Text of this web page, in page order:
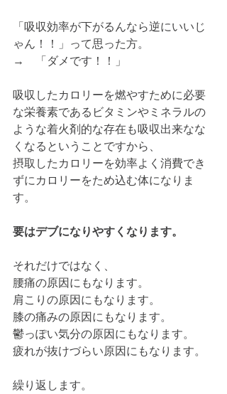
「吸収効率が下がるんなら逆にいいじ
ゃん！！」って思った方。
→　「ダメです！！」
吸収したカロリーを燃やすために必要
な栄養素であるビタミンやミネラルの
ような着火剤的な存在も吸収出来なな
くなるということですから、
摂取したカロリーを効率よく消費でき
ずにカロリーをため込む体になりま
す。
要はデブになりやすくなります。
それだけではなく、
腰痛の原因にもなります。
肩こりの原因にもなります。
膝の痛みの原因にもなります。
鬱っぽい気分の原因にもなります。
疲れが抜けづらい原因にもなります。
繰り返します。